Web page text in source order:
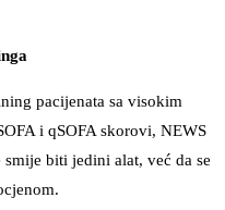
pacijenata sa visokim
i qSOFA skorovi, NEWS
biti jedini alat, već da se